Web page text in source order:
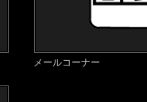
メールコーナー